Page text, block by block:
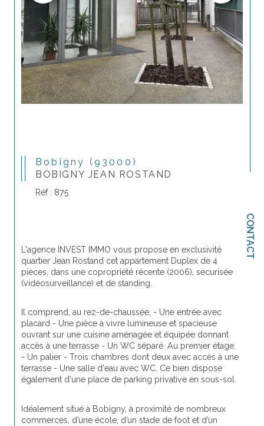
CONTACT
Bobigny (93000)
BOBIGNY JEAN ROSTAND
Réf : 875
L'agence INVEST IMMO vous propose en exclusivité
quartier Jean Rostand cet appartement Duplex de 4
pièces, dans une copropriété récente (2006), sécurisée
(vidéosurveillance) et de standing.
Il comprend, au rez-de-chaussée, - Une entrée avec
placard - Une pièce à vivre lumineuse et spacieuse
ouvrant sur une cuisine aménagée et équipée donnant
accès à une terrasse - Un WC séparé. Au premier étage,
- Un palier - Trois chambres dont deux avec accès à une
terrasse - Une salle d'eau avec WC. Ce bien dispose
également d'une place de parking privative en sous-sol.
Idéalement situé à Bobigny, à proximité de nombreux
commerces, d’une école, d’un stade de foot et d’un